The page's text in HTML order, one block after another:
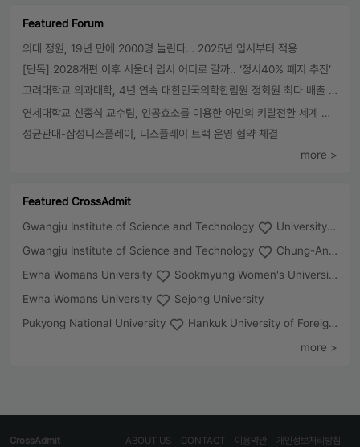
Featured Forum
의대 정원, 19년 만에 2000명 늘린다… 2025년 입시부터 적용
[단독] 2028개편 이후 서울대 입시 어디로 갈까.. ‘정시40% 폐지 추진’
고려대학교 의과대학, 4년 연속 대한민국의학한림원 정회원 최다 배출 外
연세대학교 신종식 교수팀, 인공효소를 이용한 아민의 키랄전환 세계 최초로 성공
성균관대-삼성디스플레이, 디스플레이 트랙 운영 협약 체결
more >
Featured CrossAdmit
Gwangju Institute of Science and Technology
University of Seoul
Gwangju Institute of Science and Technology
Chung-Ang University
Ewha Womans University
Sookmyung Women's University
Ewha Womans University
Sejong University
Pukyong National University
Hankuk University of Foreign Studies(Global Campus
more >
CrossAdmit 개인정보처리방침
이용약관
CONTACT
ABOUT US